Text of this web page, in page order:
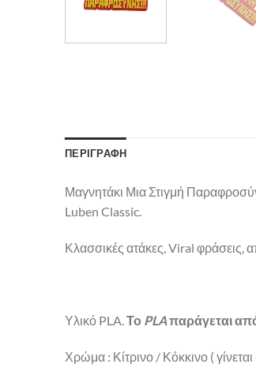
ΠΕΡΙΓΡΑΦΉ
Μαγνητάκι Μια Στιγμή
Luben Classic.
Κλασσικές ατάκες, Viral φράσεις,
Υλικό PLA.Το PLAπαράγεται
Χρώμα : Κίτρινο / Κόκκινο (